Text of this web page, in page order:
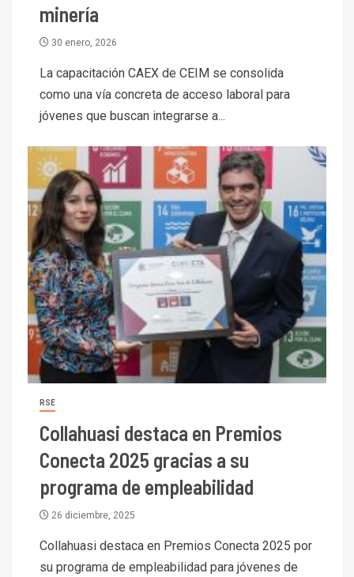
minería
30 enero, 2026
La capacitación CAEX de CEIM se consolida
como una vía concreta de acceso laboral para
jóvenes que buscan integrarse a...
RSE
Collahuasi destaca en Premios
Conecta 2025 gracias a su
programa de empleabilidad
26 diciembre, 2025
Collahuasi destaca en Premios Conecta 2025 por
su programa de empleabilidad para jóvenes de